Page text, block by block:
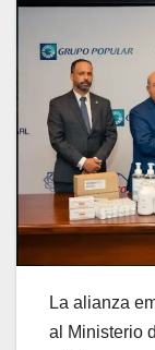
La alianza
al Ministerio